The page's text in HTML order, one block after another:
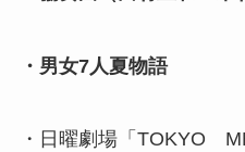
・男女7人夏物語
・日曜劇場「TOKYO